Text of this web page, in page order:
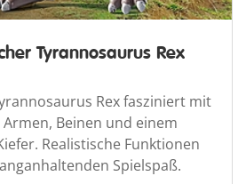
Tyrannosaurus Rex
Rex fasziniert mit
Beinen und einem
Realistische Funktionen
Spielspaß.